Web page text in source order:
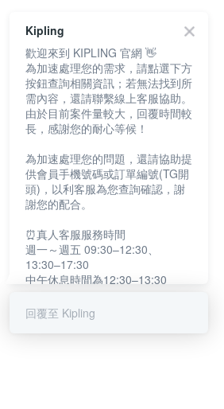
Kipling
歡迎來到 KIPLING 官網 👋
為加速處理您的需求，請點選下方
按鈕查詢相關資訊；若無法找到所
需內容，還請聯繫線上客服協助。
由於目前案件量較大，回覆時間較
長，感謝您的耐心等候！
為加速處理您的問題，還請協助提
供會員手機號碼或訂單編號(TG開
頭)，以利客服為您查詢確認，謝
謝您的配合。
⏰真人客服服務時間
週一～週五 09:30–12:30、
13:30–17:30
中午休息時間為12:30–13:30
提醒您：系統會自動已讀訊息，如
回覆至 Kipling